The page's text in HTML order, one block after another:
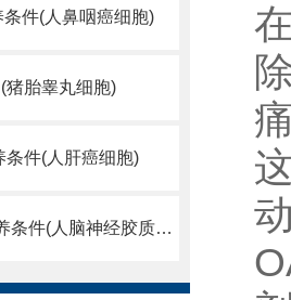
件(人鼻咽癌细胞)
猪胎睾丸细胞)
件(人肝癌细胞)
SK-N-AS细胞培养条件(人脑神经胶质母细胞瘤)